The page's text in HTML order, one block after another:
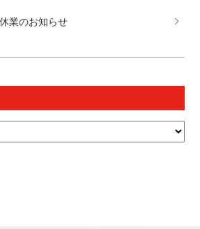
業のお知らせ